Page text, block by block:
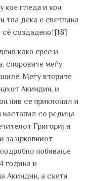
кое гледа и кон
тоа дека е светлина
создадено.“[18]
како ерес и
споровите меѓу
Меѓу вторите
Акиндин, и
нив се приклонил и
настапил со редица
Григориј и
за црковниот
побивање
година и
Акиндин, а свети